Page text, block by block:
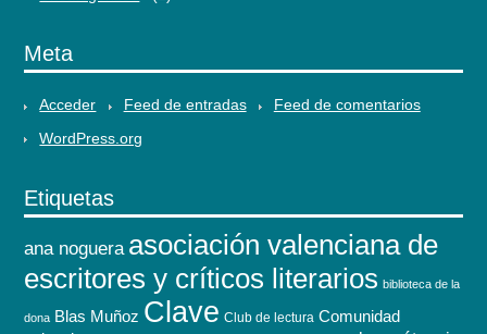
Meta
Acceder Feed de entradas
Feed de comentarios
WordPress.org
Etiquetas
ana noguera asociación valenciana de
escritores y críticos literarios biblioteca de la
dona Blas Muñoz Clave Club de lectura Comunidad